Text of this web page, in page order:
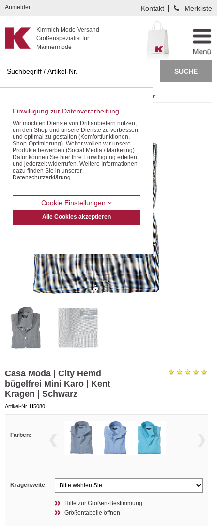
Kompletten Head der Seite überspringen
Kimmich Mode-Versand
Größenspezialist für
Männermode
Anmelden Kontakt Merkliste
Bügelfreie Hemden
Casa Moda | City Hemd
bügelfrei Mini Karo | Kent
Kragen | Schwarz
Artikel-Nr.:H5080
Farben:
Kragenweite
Hilfe zur Größen-Bestimmung
Größentabelle öffnen
Einwilligung zur Datenverarbeitung
Wir möchten Dienste von Drittanbietern nutzen,
um den Shop und unsere Dienste zu verbessern
und optimal zu gestalten (Komfortfunktionen,
Shop-Optimierung). Weiter wollen wir unsere
Produkte bewerben (Social Media / Marketing).
Dafür können Sie hier Ihre Einwilligung erteilen
und jederzeit widerrufen. Weitere Informationen
dazu finden Sie in unserer
Datenschutzerklärung.
Cookie Einstellungen
Alle Cookies akzeptieren